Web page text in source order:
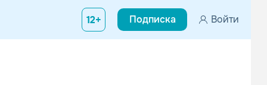
12+ Подписка Войти